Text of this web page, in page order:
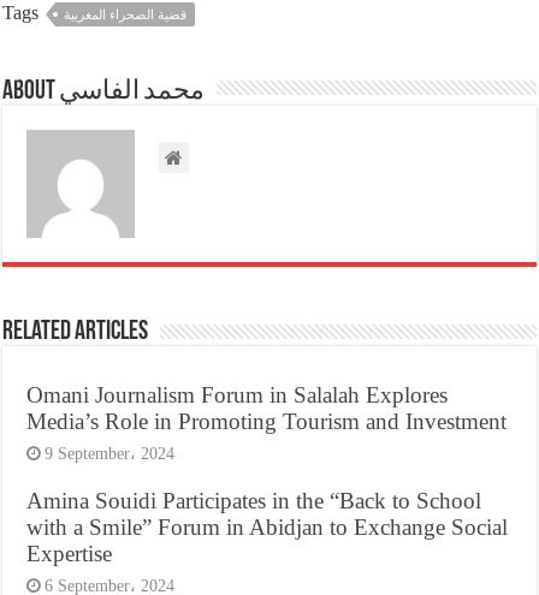
Tags قضية الصحراء المغربية
About محمد الفاسي
Related Articles
Omani Journalism Forum in Salalah Explores
Media’s Role in Promoting Tourism and Investment
9 September، 2024
Amina Souidi Participates in the “Back to School
with a Smile” Forum in Abidjan to Exchange Social
Expertise
6 September، 2024